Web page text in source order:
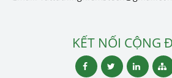
KẾT NỐI CỘNG